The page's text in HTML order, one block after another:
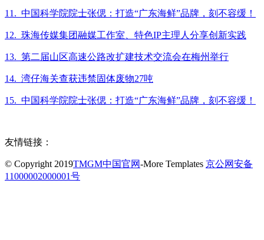
11. 中国科学院院士张偲：打造“广东海鲜”品牌，刻不容缓！
12. 珠海传媒集团融媒工作室、特色IP主理人分享创新实践
13. 第二届山区高速公路改扩建技术交流会在梅州举行
14. 湾仔海关查获违禁固体废物27吨
15. 中国科学院院士张偲：打造“广东海鲜”品牌，刻不容缓！
友情链接：
© Copyright 2019TMGM中国官网-More Templates 京公网安备
11000002000001号